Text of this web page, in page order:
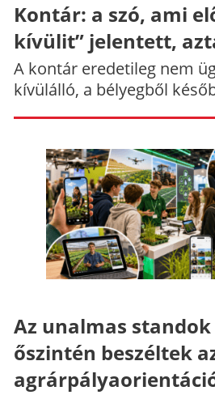
Kontár: a szó, ami
kívülit” jelentett,
A kontár eredetileg nem
kívülálló, a bélyegből
Az unalmas
őszintén beszéltek